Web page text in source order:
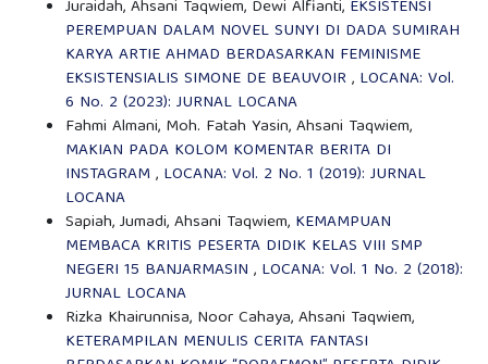
Juraidah, Ahsani Taqwiem, Dewi Alfianti, EKSISTENSI
PEREMPUAN DALAM NOVEL SUNYI DI DADA SUMIRAH
KARYA ARTIE AHMAD BERDASARKAN FEMINISME
EKSISTENSIALIS SIMONE DE BEAUVOIR, LOCANA: Vol.
6 No. 2 (2023): JURNAL LOCANA
Fahmi Almani, Moh. Fatah Yasin, Ahsani Taqwiem,
MAKIAN PADA KOLOM KOMENTAR BERITA DI
INSTAGRAM, LOCANA: Vol. 2 No. 1 (2019): JURNAL
LOCANA
Sapiah, Jumadi, Ahsani Taqwiem, KEMAMPUAN
MEMBACA KRITIS PESERTA DIDIK KELAS VIII SMP
NEGERI 15 BANJARMASIN , LOCANA: Vol. 1 No. 2 (2018):
JURNAL LOCANA
Rizka Khairunnisa, Noor Cahaya, Ahsani Taqwiem,
KETERAMPILAN MENULIS CERITA FANTASI